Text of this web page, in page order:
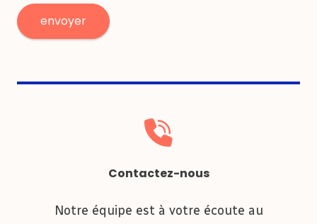
Contactez-nous
Notre équipe est à votre écoute au